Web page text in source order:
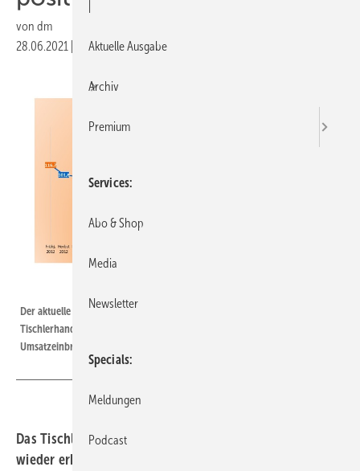
von dm
28.06.2021
Druckvorschau
Der aktuelle Geschäftsklimaindex zeigt an, dass das nordrhein-westfälische
Tischlerhandwerk den durch die Corona-Pandemie ausgelösten, kräftigen
Umsatzeinbruch im Frühjahr 2020 im Jahresverlauf kompensiert hat.
Das Tischlerhandwerk hat sich nach dem Corona-Schock
wieder erholt: Die Unternehmen in NRW konnten 2020
Aktuelle Ausgabe
Archiv
Premium
Services
Abo & Shop
Media
Newsletter
Specials
Meldungen
Podcast